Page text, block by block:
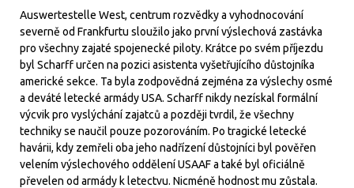
Auswertestelle West, centrum rozvědky a vyhodnocování
severně od Frankfurtu sloužilo jako první výslechová zastávka
pro všechny zajaté spojenecké piloty. Krátce po svém příjezdu
byl Scharff určen na pozici asistenta vyšetřujícího důstojníka
americké sekce. Ta byla zodpovědná zejména za výslechy osmé
a deváté letecké armády USA. Scharff nikdy nezískal formální
výcvik pro vyslýchání zajatců a později tvrdil, že všechny
techniky se naučil pouze pozorováním. Po tragické letecké
havárii, kdy zemřeli oba jeho nadřízení důstojníci byl pověřen
velením výslechového oddělení USAAF a také byl oficiálně
převelen od armády k letectvu. Nicméně hodnost mu zůstala.